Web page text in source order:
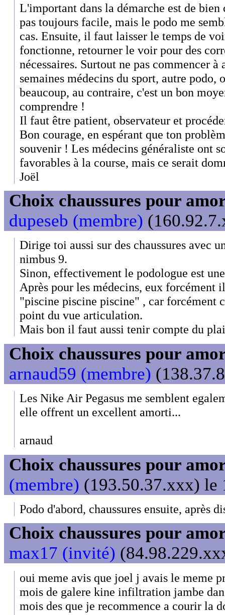
L'important dans la démarche est de
pas toujours facile, mais le podo me
cas. Ensuite, il faut laisser le temps de
fonctionne, retourner le voir pour des
nécessaires. Surtout ne pas commencer
semaines médecins du sport, autre podo,
beaucoup, au contraire, c'est un bon
comprendre !
Il faut être patient, observateur et
Bon courage, en espérant que ton
souvenir ! Les médecins généraliste ont
favorables à la course, mais ce serait
Joël
Choix chaussures pour
dupeseb (membre)
Dirige toi aussi sur des chaussures avec
nimbus 9.
Sinon, effectivement le podologue est
Après pour les médecins, eux forcément
"piscine piscine piscine" , car forcément
point du vue articulation.
Mais bon il faut aussi tenir compte du
Choix chaussures pour
arnaud59 (membre)
Les Nike Air Pegasus me semblent
elle offrent un excellent amorti...
arnaud
Choix chaussures pour
(membre) (193.50.37.xxx) le
Podo d'abord, chaussures ensuite, après
Choix chaussures pour
max17 (invité)
oui meme avis que joel j avais le meme
mois de galere kine infiltration jambe
mois des que je recommence a courir la